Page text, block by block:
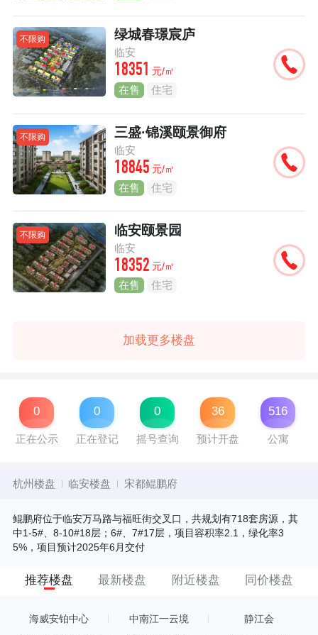
不限购 绿城春璟宸庐
临安
18351 元/㎡
在售 住宅
不限购 三盛·锦溪颐景御府
临安
18845 元/㎡
在售 住宅
不限购 临安颐景园
临安
18352 元/㎡
在售 住宅
加载更多楼盘
0
正在公示
0
正在登记
0
摇号查询
36
预计开盘
516
公寓
杭州楼盘 临安楼盘 宋都鲲鹏府
鲲鹏府位于临安万马路与福旺街交叉口，共规划有718套房源，其
中1-5#、8-10#18层；6#、7#17层，项目容积率2.1，绿化率3
5%，项目预计2025年6月交付
推荐楼盘 最新楼盘 附近楼盘 同价楼盘
海威安铂中心 中南江一云境 静江会